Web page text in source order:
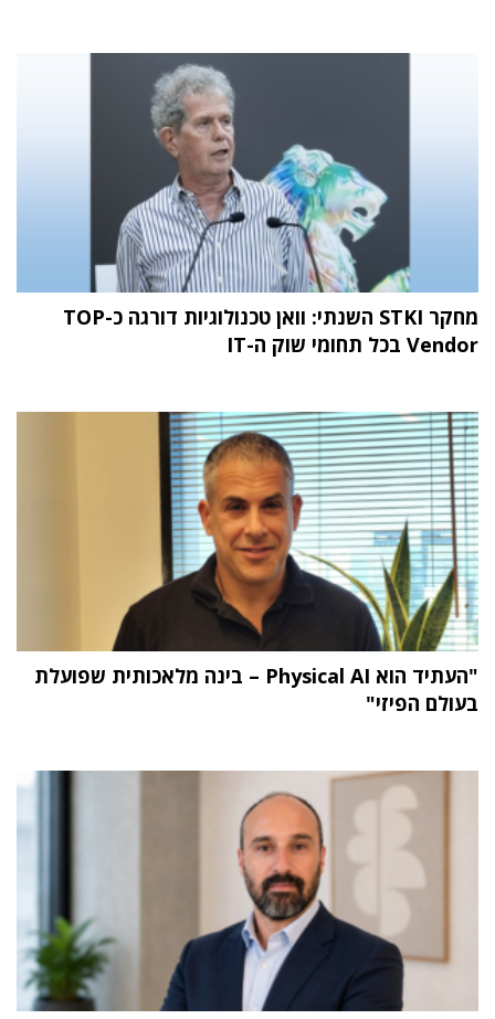
מחקר STKI השנתי: וואן טכנולוגיות דורגה כ-TOP
Vendor בכל תחומי שוק ה-IT
"העתיד הוא Physical AI – בינה מלאכותית שפועלת
בעולם הפיזי"